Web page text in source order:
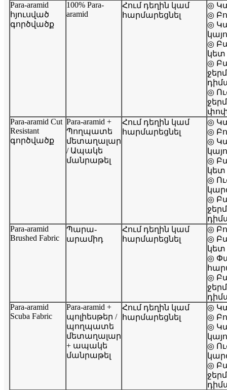
Para-aramid
հյուսված
գործվածք
100% Para-
aramid
Հում դեղին կամ
հարմարեցնել
◎
◎
◎
◎
կետ
◎
◎
Para-aramid Cut
Resistant
գործվածք
Para-aramid +
Պողպատե
մետաղալար
/ Ապակե
մանրաթել
Հում դեղին կամ
հարմարեցնել
◎
◎
◎
◎
կետ
◎
◎
Para-aramid
Brushed Fabric
Պարա-
արամիդ
Հում դեղին կամ
հարմարեցնել
◎
◎
կետ
◎
◎
Para-aramid
Scuba Fabric
Para-aramid +
պոլիեսթեր /
պողպատե
մետաղալար
+ ապակե
մանրաթել
Հում դեղին կամ
հարմարեցնել
◎
◎
◎
◎
◎